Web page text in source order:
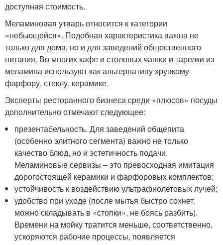
доступная стоимость.
Меламиновая утварь относится к категории
«небьющейся». Подобная характеристика важна не
только для дома, но и для заведений общественного
питания. Во многих кафе и столовых чашки и тарелки из
меламина используют как альтернативу хрупкому
фарфору, стеклу, керамике.
Эксперты ресторанного бизнеса среди «плюсов» посуды
дополнительно отмечают следующее:
презентабельность. Для заведений общепита
(особенно элитного сегмента) важно не только
качество блюд, но и эстетичность подачи.
Меламиновые сервизы – это превосходная имитация
дорогостоящей керамики и фарфоровых комплектов;
устойчивость к воздействию ультрафиолетовых лучей;
удобство при уходе (после мытья быстро сохнет,
можно складывать в «стопки», не боясь разбить).
Времени на мойку тратится меньше, соответственно,
ускоряются рабочие процессы, появляется